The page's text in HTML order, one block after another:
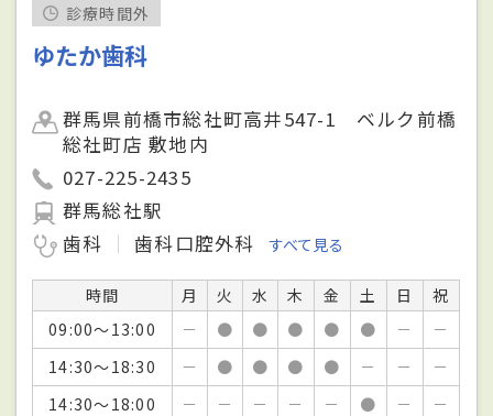
診療時間外
ゆたか歯科
群馬県前橋市総社町高井547-1 ベルク前橋
総社町店 敷地内
027-225-2435
群馬総社駅
歯科
歯科口腔外科 すべて見る
時間 月 火 水 木 金 土 日
祝
09:00～13:00
－ ● ● ● ● ● －
－
14:30～18:30
－ ● ● ● ● － －
－
14:30～18:00
－ － － － － ● －
－